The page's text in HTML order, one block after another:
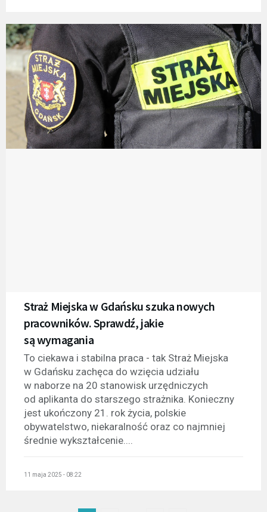
Straż Miejska w Gdańsku szuka nowych
pracowników. Sprawdź, jakie
są wymagania
To ciekawa i stabilna praca - tak Straż Miejska
w Gdańsku zachęca do wzięcia udziału
w naborze na 20 stanowisk urzędniczych
od aplikanta do starszego strażnika. Konieczny
jest ukończony 21. rok życia, polskie
obywatelstwo, niekaralność oraz co najmniej
średnie wykształcenie....
11 maja 2025 - 08:22